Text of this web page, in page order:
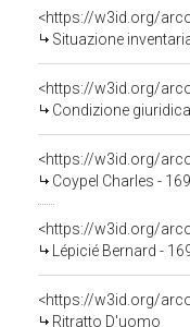
<https://w3id.org/
Situazione
<https://w3id.org/
Condizione
<https://w3id.org/
Coypel Charles -
<https://w3id.org/
Lépicié Bernard -
<https://w3id.org/
Ritratto D'uomo